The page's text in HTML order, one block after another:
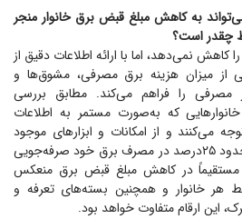
به کاهش مبلغ قبض برق خانوار منجر
چقدر است؟
کاهش نمی‌دهد، اما با ارائه اطلاعات دقیق از
از میزان هزینه برق مصرفی، مشوق‌ها و
مصرفی را فراهم می‌کند. مطابق بررسی
که به‌صورت مستمر به اطلاعات
می‌کنند و از امکانات و ابزار‌های موجود
استفاده می‌کنند، می‌توانند تا حدود ۲۵درصد در مصرف برق خود صرفه‌جویی
مستقیماً در کاهش مبلغ قبض برق منعکس
هر خانوار و همچنین بسته‌های تعرفه و
این ارقام متفاوت خواهد بود.